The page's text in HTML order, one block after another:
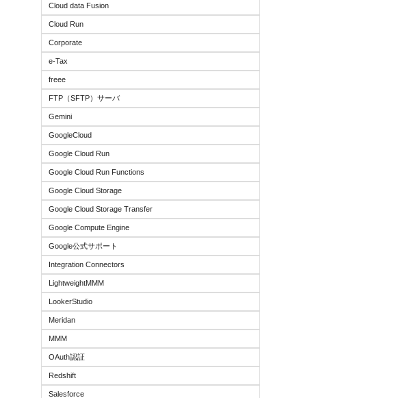
Cloud data Fusion
Cloud Run
Corporate
e-Tax
freee
FTP（SFTP）サーバ
Gemini
GoogleCloud
Google Cloud Run
Google Cloud Run Functions
Google Cloud Storage
Google Cloud Storage Transfer
Google Compute Engine
Google公式サポート
Integration Connectors
LightweightMMM
LookerStudio
Meridan
MMM
OAuth認証
Redshift
Salesforce